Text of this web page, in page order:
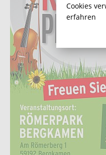
Cookies
erfahren